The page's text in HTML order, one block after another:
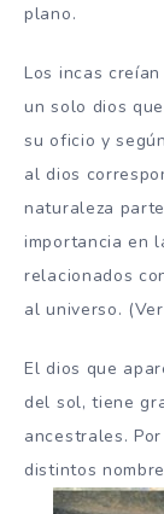
plano.
Los incas
un solo dios
su oficio y
al dios
naturaleza
importancia en
relacionados
al universo.
El dios que
del sol, tiene
ancestrales.
distintos